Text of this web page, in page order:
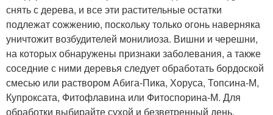
снять с дерева, и все эти растительные остатки
подлежат сожжению, поскольку только огонь наверняка
уничтожит возбудителей монилиоза. Вишни и черешни,
на которых обнаружены признаки заболевания, а также
соседние с ними деревья следует обработать бордоской
смесью или раствором Абига-Пика, Хоруса, Топсина-М,
Купроксата, Фитофлавина или Фитоспорина-М. Для
обработки выбирайте сухой и безветренный день.